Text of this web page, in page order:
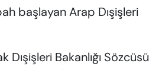
başlayan Arap Dışişleri
Bakanlığı Sözcüsü